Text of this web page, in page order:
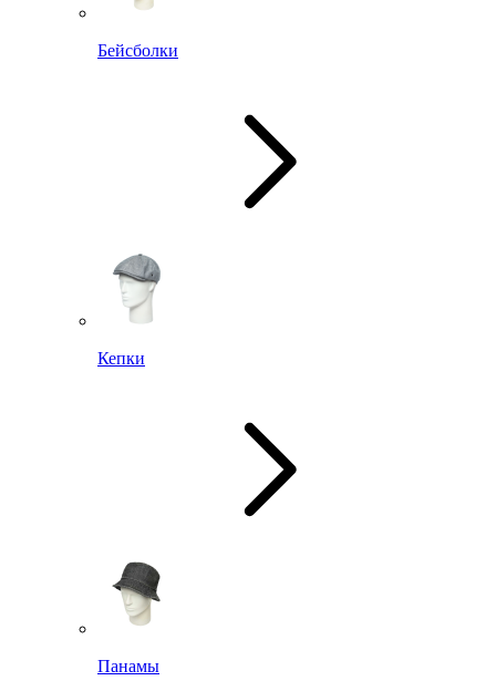
Бейсболки
Кепки
Панамы